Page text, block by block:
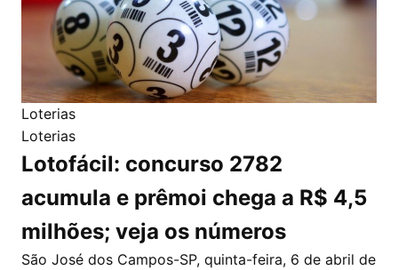
Loterias
Loterias
Lotofácil: concurso 2782
acumula e prêmoi chega a R$ 4,5
milhões; veja os números
São José dos Campos-SP, quinta-feira, 6 de abril de